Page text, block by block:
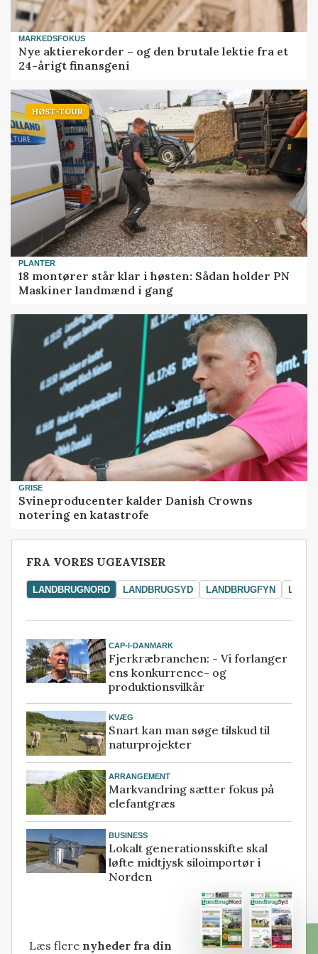
MARKEDSFOKUS
Nye aktierekorder – og den brutale lektie fra et
24-årigt finansgeni
HØST-TOUR
PLANTER
18 montører står klar i høsten: Sådan holder PN
Maskiner landmænd i gang
GRISE
Svineproducenter kalder Danish Crowns
notering en katastrofe
FRA VORES UGEAVISER
LANDBRUGNORD LANDBRUGSYD LANDBRUGFYN
CAP-I-DANMARK
Fjerkræbranchen: - Vi forlanger
ens konkurrence- og
produktionsvilkår
KVÆG
Snart kan man søge tilskud til
naturprojekter
ARRANGEMENT
Markvandring sætter fokus på
elefantgræs
BUSINESS
Lokalt generationsskifte skal
løfte midtjysk siloimportør i
Norden
Læs flere nyheder fra din